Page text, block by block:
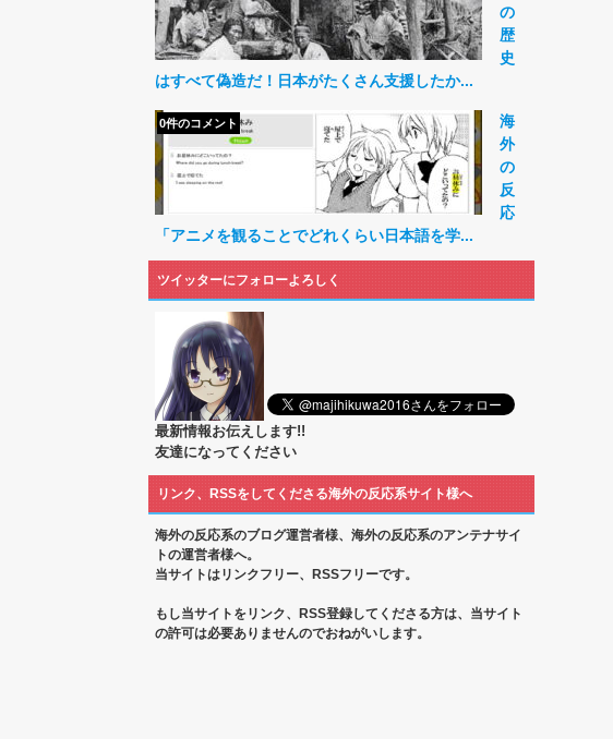
の
歴
史
はすべて偽造だ！日本がたくさん支援したか...
海
外
の
反
応
「アニメを観ることでどれくらい日本語を学...
0件のコメント
ツイッターにフォローよろしく
最新情報お伝えします!!
友達になってください
リンク、RSSをしてくださる海外の反応系サイト様へ
海外の反応系のブログ運営者様、海外の反応系のアンテナサイ
トの運営者様へ。
当サイトはリンクフリー、RSSフリーです。
もし当サイトをリンク、RSS登録してくださる方は、当サイト
の許可は必要ありませんのでおねがいします。